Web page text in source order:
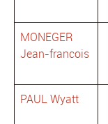
MONEGER
Jean-francois
PAUL Wyatt